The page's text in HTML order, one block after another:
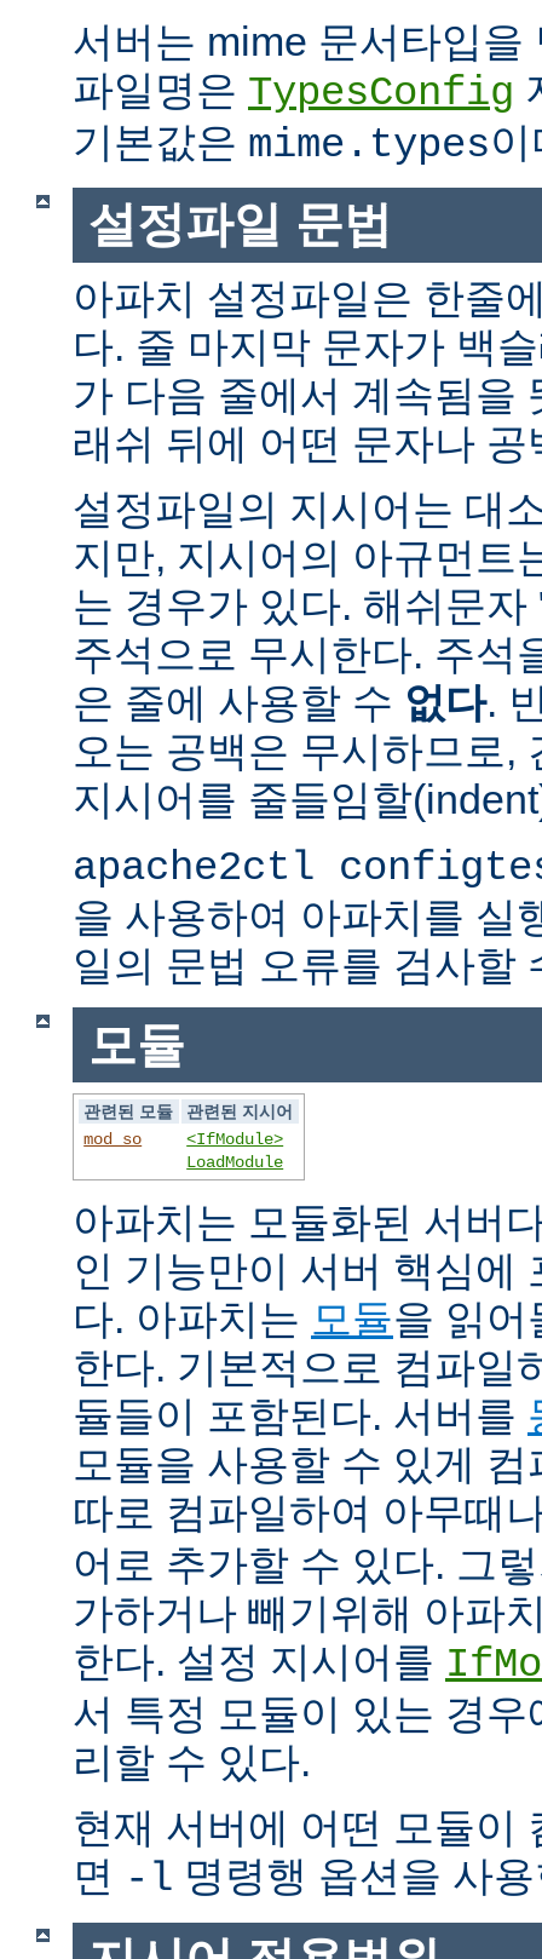
서버는 mime 문서타입을
파일명은 TypesConfig
기본값은 mime.types이
설정파일 문법
아파치 설정파일은 한줄
다. 줄 마지막 문자가 백
가 다음 줄에서 계속됨을
래쉬 뒤에 어떤 문자나
설정파일의 지시어는 대
지만, 지시어의 아규먼트
는 경우가 있다. 해쉬문
주석으로 무시한다. 주석
은 줄에 사용할 수 없다.
오는 공백은 무시하므로,
지시어를 줄들임할
apache2ctl
을 사용하여 아파치를 실
일의 문법 오류를 검사할
모듈
관련된 모듈
관련된 지시어
mod_so
<IfModule>
LoadModule
아파치는 모듈화된 서버
인 기능만이 서버 핵심에
다. 아파치는 모듈을 읽어
한다. 기본적으로 컴파일
듈들이 포함된다. 서버를
모듈을 사용할 수 있게
따로 컴파일하여 아무때
어로 추가할 수 있다. 그
가하거나 빼기위해 아파
한다. 설정 지시어를
서 특정 모듈이 있는 경
리할 수 있다.
현재 서버에 어떤 모듈이
면 -l 명령행 옵션을 사